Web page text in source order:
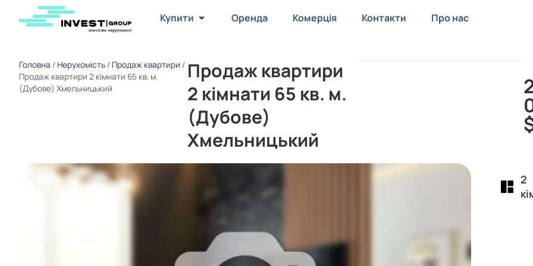
Купити Оренда Комерція Контакти Про нас
Головна / Нерухомість / Продаж квартири /
Продаж квартири 2 кімнати 65 кв. м.
(Дубове) Хмельницький
Продаж квартири
2 кімнати 65 кв. м.
(Дубове)
Хмельницький
2